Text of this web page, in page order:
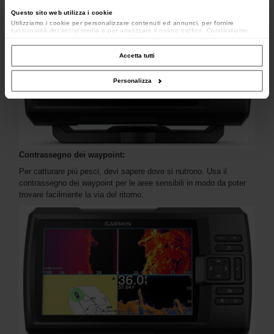
Questo sito web utilizza i cookie
Utilizziamo i cookie per personalizzare contenuti ed annunci, per fornire
funzionalità dei social media e per analizzare il nostro traffico. Condividiamo
occupano di analisi dei dati web, pubblicità e social media, i quali potrebbero
combinarle con altre informazioni che hai fornito loro o che hanno raccolto dal
Accetta tutti
Personalizza
Contrassegno dei waypoint:
Per catturare più pesci, devi sapere dove si nutrono. Usa il
contrassegno dei waypoint per le aree sensibili in modo da poter
trovare facilmente la via del ritorno.